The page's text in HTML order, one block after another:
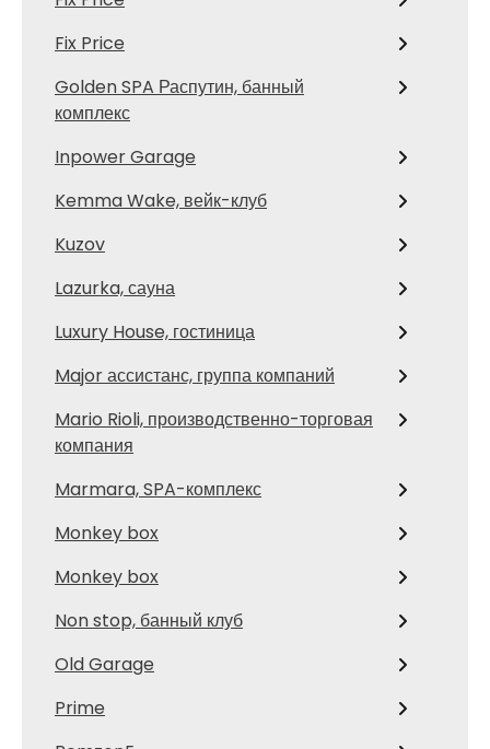
Fix Price
Golden SPA Распутин, банный
комплекс
Inpower Garage
Kemma Wake, вейк-клуб
Kuzov
Lazurka, сауна
Luxury House, гостиница
Major ассистанс, группа компаний
Mario Rioli, производственно-торговая
компания
Marmara, SPA-комплекс
Monkey box
Monkey box
Non stop, банный клуб
Old Garage
Prime